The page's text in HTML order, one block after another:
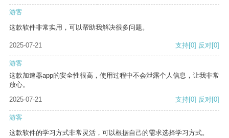
游客
这款软件非常实用，可以帮助我解决很多问题。
2025-07-21 支持[0] 反对[0]
游客
这款加速器app的安全性很高，使用过程中不会泄露个人信息，让我非常
放心。
2025-07-21
支持[0] 反对[0]
游客
这款软件的学习方式非常灵活，可以根据自己的需求选择学习方式。